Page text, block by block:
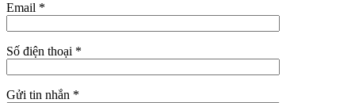
Email *
Số điện thoại *
Gửi tin nhắn *